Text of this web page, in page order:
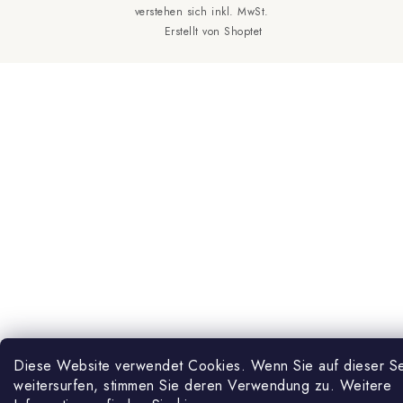
Diese Website verwendet Cookies. Wenn Sie auf dieser
weitersurfen, stimmen Sie deren Verwendung zu. Weitere
Zahlungsmethoden auf unserer Website
Erstellt von Shoptet